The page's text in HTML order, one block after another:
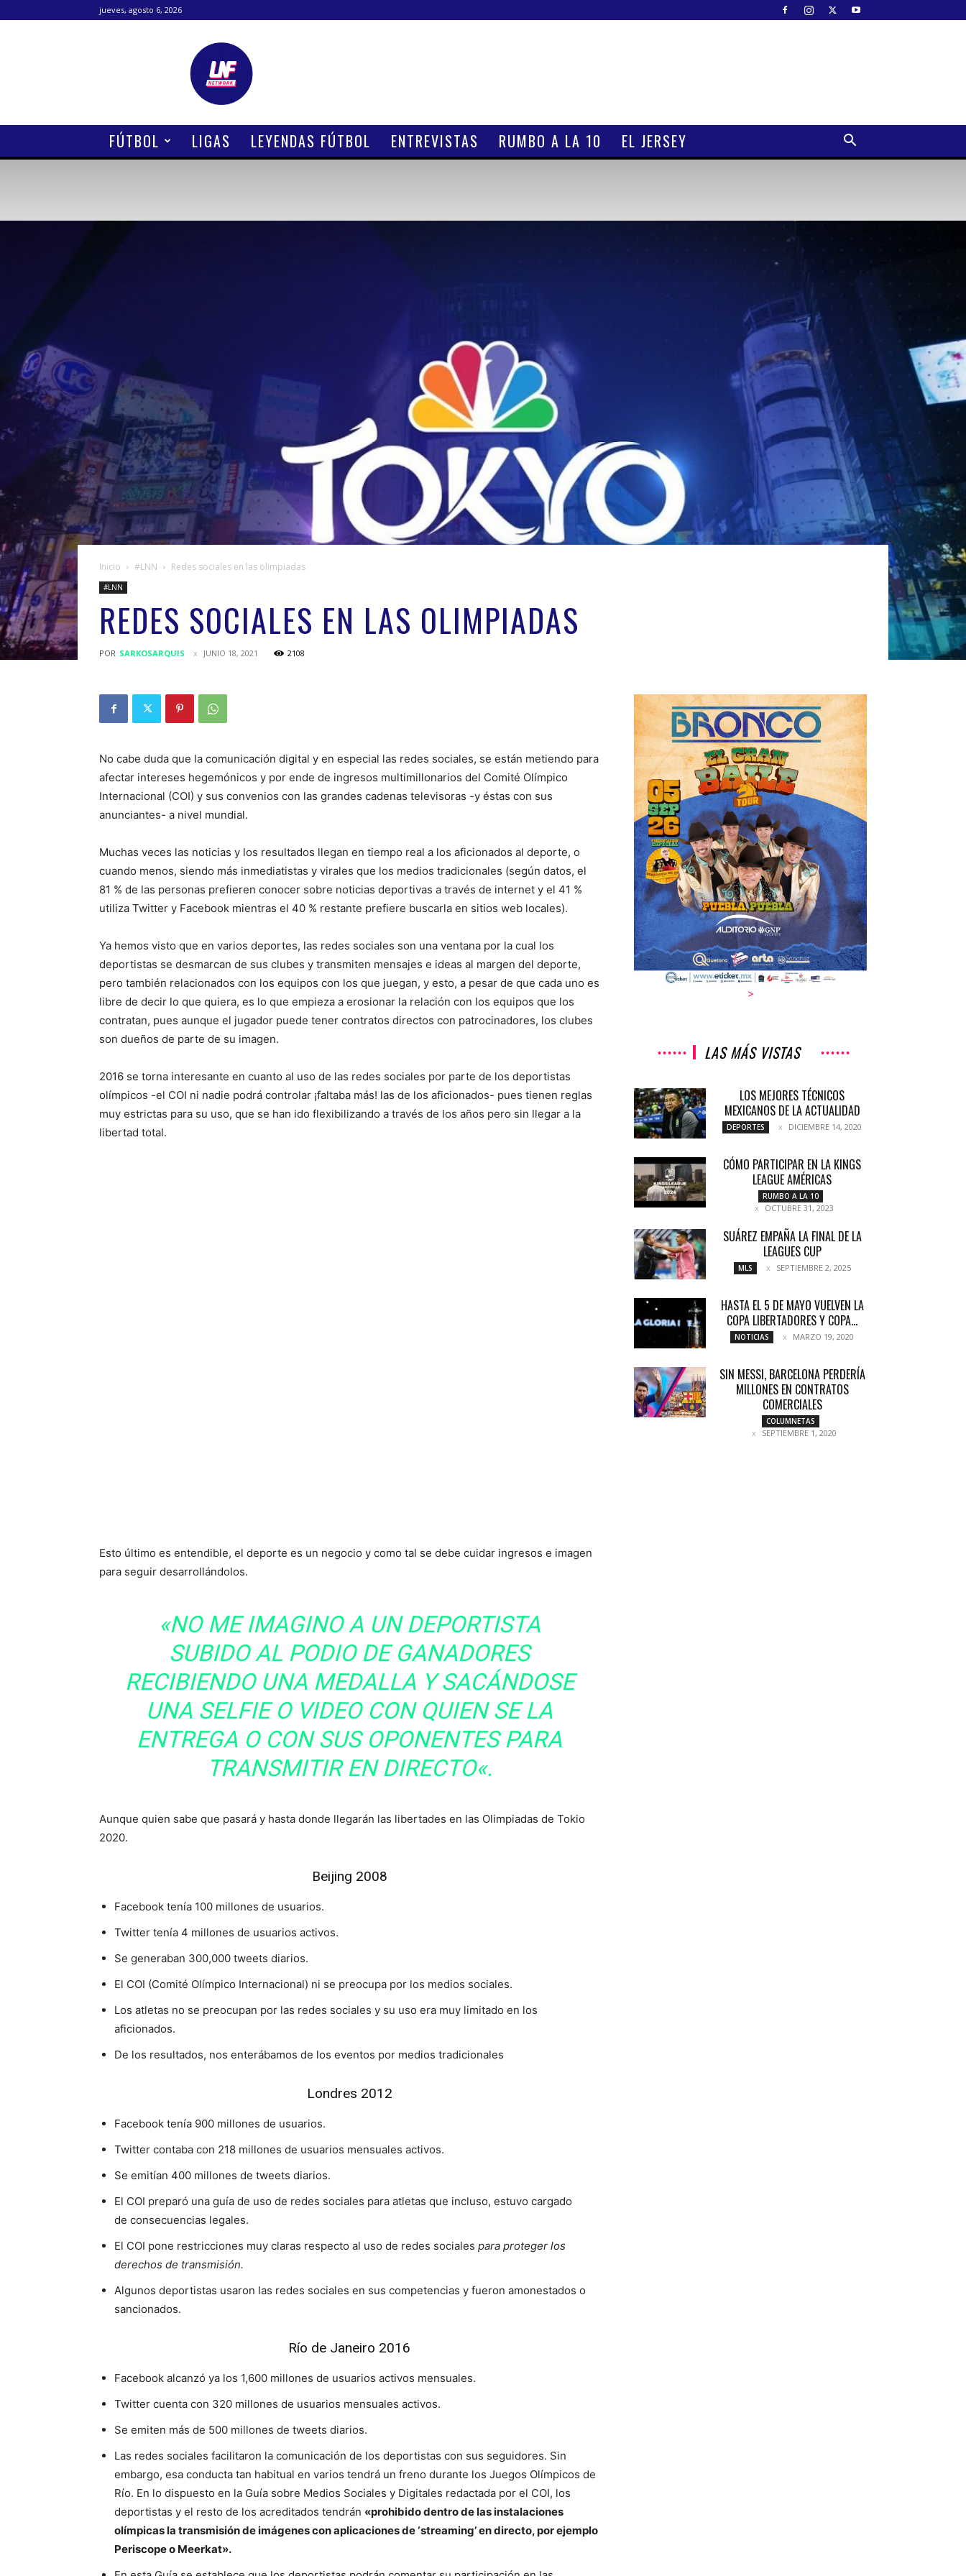
jueves, agosto 6, 2026
Lanetafutbolera
FÚTBOL LIGAS LEYENDAS FÚTBOL ENTREVISTAS RUMBO A LA 10 EL JERSEY
Inicio #LNN Redes sociales en las olimpiadas
#LNN
REDES SOCIALES EN LAS OLIMPIADAS
POR SARKOSARQUIS JUNIO 18, 2021 2108
No cabe duda que la comunicación digital y en especial las redes sociales, se están metiendo para
afectar intereses hegemónicos y por ende de ingresos multimillonarios del Comité Olímpico
Internacional (COI) y sus convenios con las grandes cadenas televisoras -y éstas con sus
anunciantes- a nivel mundial.
Muchas veces las noticias y los resultados llegan en tiempo real a los aficionados al deporte, o
cuando menos, siendo más inmediatistas y virales que los medios tradicionales (según datos, el
81 % de las personas prefieren conocer sobre noticias deportivas a través de internet y el 41 %
utiliza Twitter y Facebook mientras el 40 % restante prefiere buscarla en sitios web locales).
Ya hemos visto que en varios deportes, las redes sociales son una ventana por la cual los
deportistas se desmarcan de sus clubes y transmiten mensajes e ideas al margen del deporte,
pero también relacionados con los equipos con los que juegan, y esto, a pesar de que cada uno es
libre de decir lo que quiera, es lo que empieza a erosionar la relación con los equipos que los
contratan, pues aunque el jugador puede tener contratos directos con patrocinadores, los clubes
son dueños de parte de su imagen.
2016 se torna interesante en cuanto al uso de las redes sociales por parte de los deportistas
olímpicos -el COI ni nadie podrá controlar ¡faltaba más! las de los aficionados- pues tienen reglas
muy estrictas para su uso, que se han ido flexibilizando a través de los años pero sin llegar a la
libertad total.
Esto último es entendible, el deporte es un negocio y como tal se debe cuidar ingresos e imagen
para seguir desarrollándolos.
«NO ME IMAGINO A UN DEPORTISTA
SUBIDO AL PODIO DE GANADORES
RECIBIENDO UNA MEDALLA Y SACÁNDOSE
UNA SELFIE O VIDEO CON QUIEN SE LA
ENTREGA O CON SUS OPONENTES PARA
TRANSMITIR EN DIRECTO«.
Aunque quien sabe que pasará y hasta donde llegarán las libertades en las Olimpiadas de Tokio
2020.
Beijing 2008
Facebook tenía 100 millones de usuarios.
Twitter tenía 4 millones de usuarios activos.
Se generaban 300,000 tweets diarios.
El COI (Comité Olímpico Internacional) ni se preocupa por los medios sociales.
Los atletas no se preocupan por las redes sociales y su uso era muy limitado en los
aficionados.
De los resultados, nos enterábamos de los eventos por medios tradicionales
Londres 2012
Facebook tenía 900 millones de usuarios.
Twitter contaba con 218 millones de usuarios mensuales activos.
Se emitían 400 millones de tweets diarios.
El COI preparó una guía de uso de redes sociales para atletas que incluso, estuvo cargado
de consecuencias legales.
El COI pone restricciones muy claras respecto al uso de redes sociales para proteger los
derechos de transmisión.
Algunos deportistas usaron las redes sociales en sus competencias y fueron amonestados o
sancionados.
Río de Janeiro 2016
Facebook alcanzó ya los 1,600 millones de usuarios activos mensuales.
Twitter cuenta con 320 millones de usuarios mensuales activos.
Se emiten más de 500 millones de tweets diarios.
Las redes sociales facilitaron la comunicación de los deportistas con sus seguidores. Sin
embargo, esa conducta tan habitual en varios tendrá un freno durante los Juegos Olímpicos de
Río. En lo dispuesto en la Guía sobre Medios Sociales y Digitales redactada por el COI, los
deportistas y el resto de los acreditados tendrán «prohibido dentro de las instalaciones
olímpicas la transmisión de imágenes con aplicaciones de ‘streaming’ en directo, por ejemplo
Periscope o Meerkat».
>
LAS MÁS VISTAS
LOS MEJORES TÉCNICOS
MEXICANOS DE LA ACTUALIDAD
DEPORTES DICIEMBRE 14, 2020
CÓMO PARTICIPAR EN LA KINGS
LEAGUE AMÉRICAS
RUMBO A LA 10
OCTUBRE 31, 2023
SUÁREZ EMPAÑA LA FINAL DE LA
LEAGUES CUP
MLS SEPTIEMBRE 2, 2025
HASTA EL 5 DE MAYO VUELVEN LA
COPA LIBERTADORES Y COPA...
NOTICIAS MARZO 19, 2020
SIN MESSI, BARCELONA PERDERÍA
MILLONES EN CONTRATOS
COMERCIALES
COLUMNETAS
SEPTIEMBRE 1, 2020